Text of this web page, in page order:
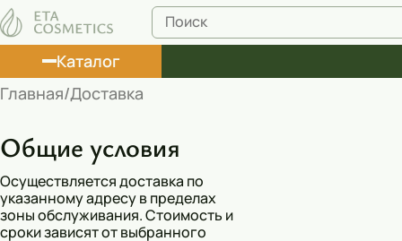
Каталог
Туши
Корректоры
Маски косметические
Главная Доставка
Общие условия
Осуществляется доставка по
указанному адресу в пределах
зоны обслуживания. Стоимость и
сроки зависят от выбранного